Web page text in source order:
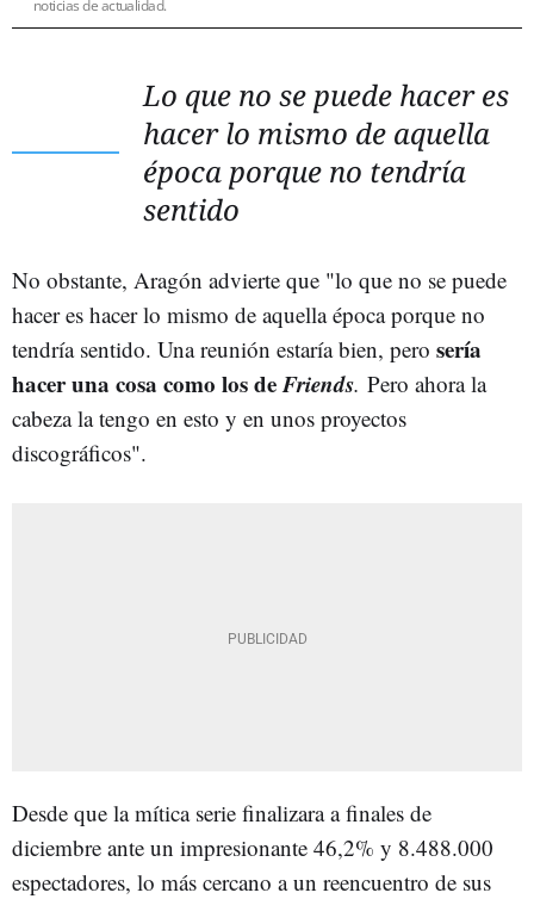
noticias de actualidad.
Lo que no se puede hacer es
hacer lo mismo de aquella
época porque no tendría
sentido
No obstante, Aragón advierte que "lo que no se puede
hacer es hacer lo mismo de aquella época porque no
tendría sentido. Una reunión estaría bien, pero sería
hacer una cosa como los deFriends. Pero ahora la
cabeza la tengo en esto y en unos proyectos
discográficos".
Desde que la mítica serie finalizara a finales de
diciembre ante un impresionante 46,2% y 8.488.000
espectadores, lo más cercano a un reencuentro de sus